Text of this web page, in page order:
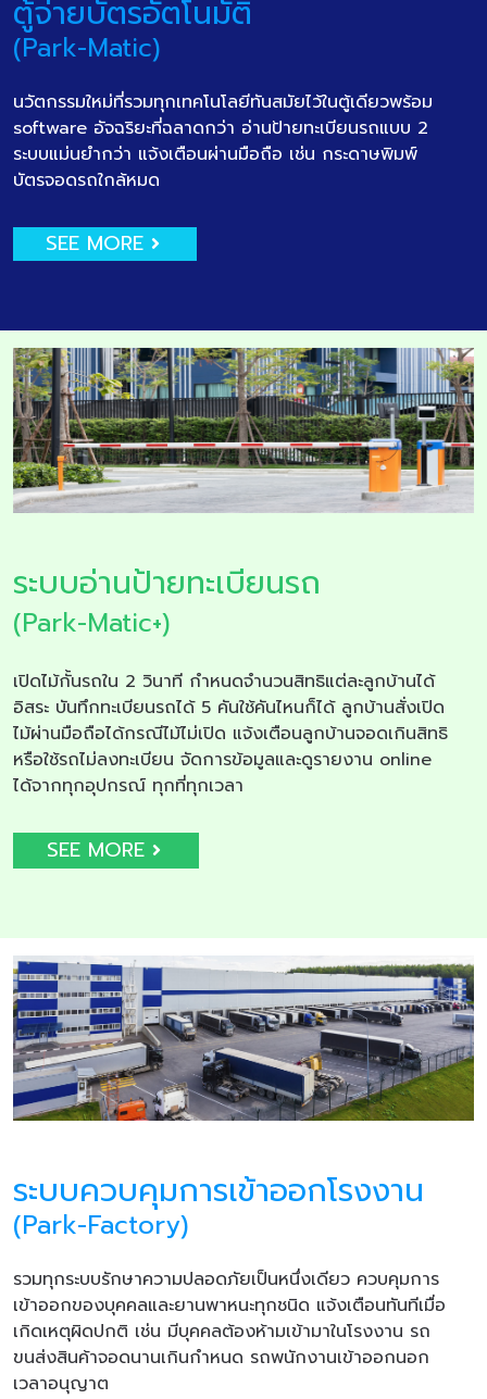
ตู้จ่ายบัตรอัตโนมัติ
(Park-Matic)
นวัตกรรมใหม่ที่รวมทุกเทคโนโลยีทันสมัยไว้ในตู้เดียวพร้อม
software อัจฉริยะที่ฉลาดกว่า อ่านป้ายทะเบียนรถแบบ 2
ระบบแม่นยำกว่า แจ้งเตือนผ่านมือถือ เช่น กระดาษพิมพ์
บัตรจอดรถใกล้หมด
SEE MORE
ระบบอ่านป้ายทะเบียนรถ
(Park-Matic+)
เปิดไม้กั้นรถใน 2 วินาที กำหนดจำนวนสิทธิแต่ละลูกบ้านได้
อิสระ บันทึกทะเบียนรถได้ 5 คันใช้คันไหนก็ได้ ลูกบ้านสั่งเปิด
ไม้ผ่านมือถือได้กรณีไม้ไม่เปิด แจ้งเตือนลูกบ้านจอดเกินสิทธิ
หรือใช้รถไม่ลงทะเบียน จัดการข้อมูลและดูรายงาน online
ได้จากทุกอุปกรณ์ ทุกที่ทุกเวลา
SEE MORE
ระบบควบคุมการเข้าออกโรงงาน
(Park-Factory)
รวมทุกระบบรักษาความปลอดภัยเป็นหนึ่งเดียว ควบคุมการ
เข้าออกของบุคคลและยานพาหนะทุกชนิด แจ้งเตือนทันทีเมื่อ
เกิดเหตุผิดปกติ เช่น มีบุคคลต้องห้ามเข้ามาในโรงงาน รถ
ขนส่งสินค้าจอดนานเกินกำหนด รถพนักงานเข้าออกนอก
เวลาอนุญาต